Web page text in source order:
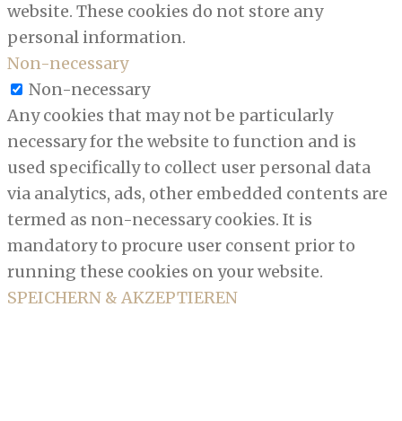
website. These cookies do not store any
personal information.
Non-necessary
Non-necessary
Any cookies that may not be particularly
necessary for the website to function and is
used specifically to collect user personal data
via analytics, ads, other embedded contents are
termed as non-necessary cookies. It is
mandatory to procure user consent prior to
running these cookies on your website.
SPEICHERN & AKZEPTIEREN